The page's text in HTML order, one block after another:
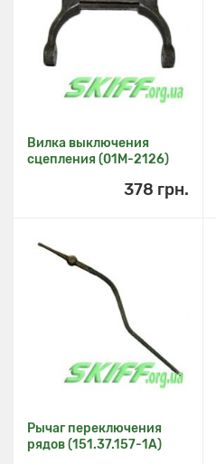
Вилка выключения
сцепления (01М-2126)
378 грн.
Рычаг переключения
рядов (151.37.157-1А)